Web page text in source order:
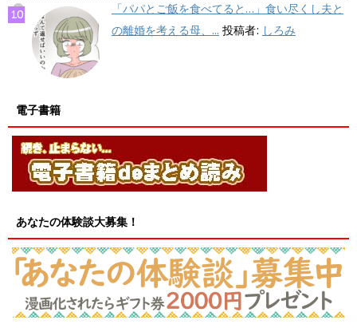
「パパとご飯を食べてると…」食い尽くし夫と
の離婚を考える母、... 投稿者: しろみ
電子書籍
あなたの体験談大募集！